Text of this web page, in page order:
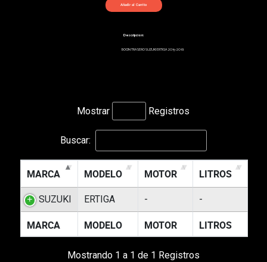
Descripcion:
BOCIN TRASERO SUZUKI ERTIGA 2015-2018
Mostrar Registros
Buscar:
MARCA MODELO MOTOR LITROS
SUZUKI ERTIGA - -
MARCA MODELO MOTOR LITROS
Mostrando 1 a 1 de 1 Registros